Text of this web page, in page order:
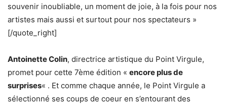
souvenir inoubliable, un moment de joie, à la fois pour nos
artistes mais aussi et surtout pour nos spectateurs »
[/quote_right]
Antoinette Colin, directrice artistique du Point Virgule,
promet pour cette 7ème édition « encore plus de
surprises« . Et comme chaque année, le Point Virgule a
sélectionné ses coups de coeur en s’entourant des